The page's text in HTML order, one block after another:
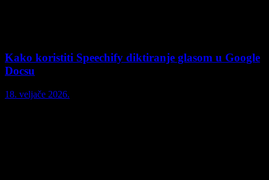
Kako koristiti Speechify diktiranje glasom u Google
Docsu
18. veljače 2026.